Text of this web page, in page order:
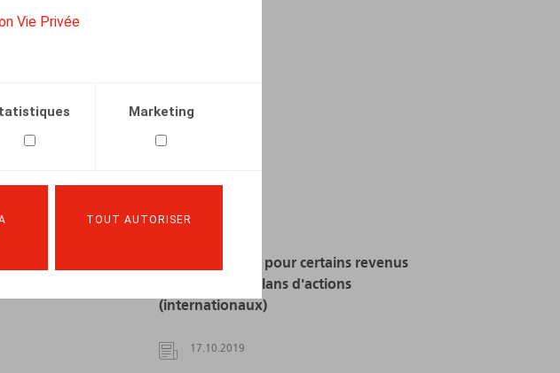
Vie Privée
Marketing
TOUT AUTORISER
en
Avantage fiscal pour certains revenus
provenant de plans d'actions
(internationaux)
17.10.2019